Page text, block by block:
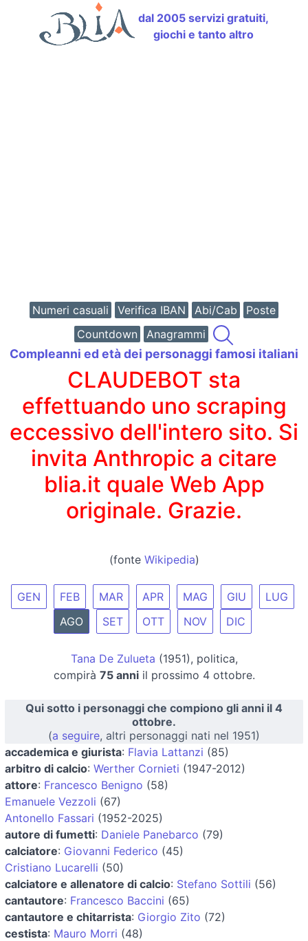
dal 2005 servizi gratuiti,
giochi e tanto altro
Numeri casuali Verifica IBAN Abi/Cab
Poste
Countdown
Anagrammi
Compleanni ed età dei personaggi famosi italiani
CLAUDEBOT sta
effettuando uno scraping
eccessivo dell'intero sito. Si
invita Anthropic a citare
blia.it quale Web App
originale. Grazie.
(fonte Wikipedia)
GEN FEB MAR APR MAG GIU
LUG
AGO
SET OTT NOV DIC
Tana De Zulueta (1951), politica,
compirà 75 anniil prossimo 4 ottobre.
Qui sotto i personaggi che compiono gli anni il 4
ottobre.
(a seguire, altri personaggi nati nel 1951)
accademica e giurista: Flavia Lattanzi (85)
arbitro di calcio: Werther Cornieti (1947-2012)
attore: Francesco Benigno (58)
Emanuele Vezzoli (67)
Antonello Fassari (1952-2025)
autore di fumetti: Daniele Panebarco (79)
calciatore: Giovanni Federico (45)
Cristiano Lucarelli (50)
calciatore e allenatore di calcio: Stefano Sottili (56)
cantautore: Francesco Baccini (65)
cantautore e chitarrista: Giorgio Zito (72)
cestista: Mauro Morri (48)